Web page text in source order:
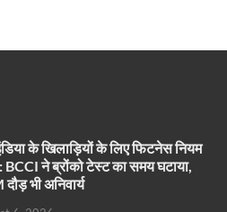
के खिलाड़ियों के लिए फिटनेस नियम
ने ब्रोंको टेस्ट का समय घटाया,
भी अनिवार्य